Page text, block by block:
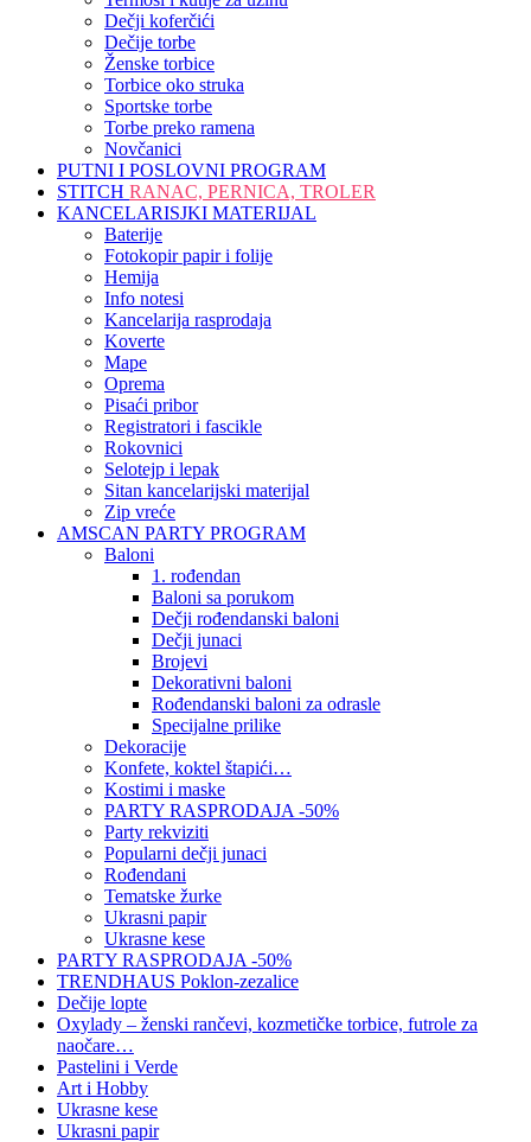
Dečji koferčići
Dečije torbe
Ženske torbice
Torbice oko struka
Sportske torbe
Torbe preko ramena
Novčanici
PUTNI I POSLOVNI PROGRAM
STITCH RANAC, PERNICA, TROLER
KANCELARISJKI MATERIJAL
Baterije
Fotokopir papir i folije
Hemija
Info notesi
Kancelarija rasprodaja
Koverte
Mape
Oprema
Pisaći pribor
Registratori i fascikle
Rokovnici
Selotejp i lepak
Sitan kancelarijski materijal
Zip vreće
AMSCAN PARTY PROGRAM
Baloni
1. rođendan
Baloni sa porukom
Dečji rođendanski baloni
Dečji junaci
Brojevi
Dekorativni baloni
Rođendanski baloni za odrasle
Specijalne prilike
Dekoracije
Konfete, koktel štapići…
Kostimi i maske
PARTY RASPRODAJA -50%
Party rekviziti
Popularni dečji junaci
Rođendani
Tematske žurke
Ukrasni papir
Ukrasne kese
PARTY RASPRODAJA -50%
TRENDHAUS Poklon-zezalice
Dečije lopte
Oxylady – ženski rančevi, kozmetičke torbice, futrole za
naočare…
Pastelini i Verde
Art i Hobby
Ukrasne kese
Ukrasni papir